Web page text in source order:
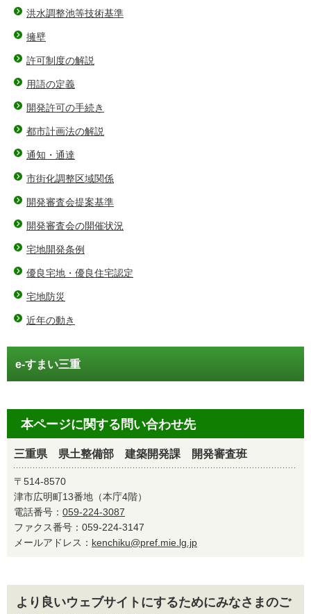
洪水調整池等技術基準
擁壁
許可制度の解説
用語の定義
開発許可の手続き
都市計画法の解説
通知・通達
市街化調整区域関係
開発審査会提案基準
開発審査会の開催状況
宅地開発条例
優良宅地・優良住宅認定
宅地防災
近年の動き
e-すまい三重
本ページに関する問い合わせ先
三重県 県土整備部 建築開発課 開発審査班
〒514-8570
津市広明町13番地（本庁4階）
電話番号： 059-224-3087
ファクス番号：059-224-3147
メールアドレス： kenchiku@pref.mie.lg.jp
より良いウェブサイトにするためにみなさまのご